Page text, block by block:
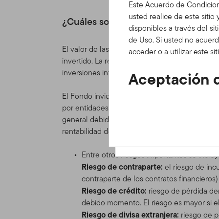
¿Cuáles son los principales riesgos?
El valor de las acciones del Fondo y de los
invertido. La rentabilidad también puede
inversiones internacionales.
El Fondo invierte principalmente valores de
por entidades situadas en los mercados
general debido a la oferta y la demanda de
rentabilidad del Fondo puede fluctuar de
Entre otros riesgos importantes se
Riesgo de contraparte: el riesgo de
contraparte de los contratos
Riesgo de crédito: riesgo de pérdida
debido momento. El riesgo es mayor si
Riesgo de divisa extranjera: riesgo de
Este Acuerdo de
usted realice de este sitio
disponibles a través del
de Uso. Si usted no
acceder o a utilizar este
Aceptación
Este Acuerdo de
bajo las cuales usted
colectiva como el "Sitio"
recorrer y/o utilizar el
Condiciones de Uso.
Estas Condiciones de
acuerdo de cliente o de